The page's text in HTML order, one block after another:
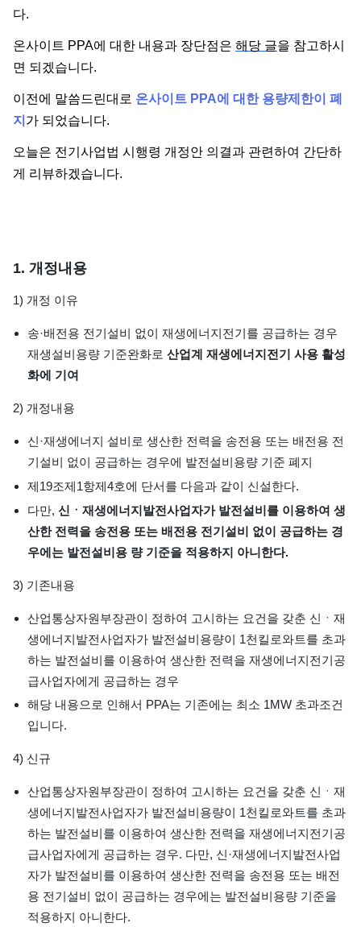
다.
온사이트 PPA에 대한 내용과 장단점은 해당 글을 참고하시
면 되겠습니다.
이전에 말씀드린대로 온사이트 PPA에 대한 용량제한이 폐
지 가 되었습니다.
오늘은 전기사업법 시행령 개정안 의결과 관련하여 간단하
게 리뷰하겠습니다.
1. 개정내용
1) 개정 이유
송·배전용 전기설비 없이 재생에너지전기를 공급하는 경우
재생설비용량 기준완화로 산업계 재생에너지전기 사용 활성
화에 기여
2) 개정내용
신·재생에너지 설비로 생산한 전력을 송전용 또는 배전용 전
기설비 없이 공급하는 경우에 발전설비용량 기준 폐지
제19조제1항제4호에 단서를 다음과 같이 신설한다.
다만, 신ㆍ재생에너지발전사업자가 발전설비를 이용하여 생
산한 전력을 송전용 또는 배전용 전기설비 없이 공급하는 경
우에는 발전설비용 량 기준을 적용하지 아니한다.
3) 기존내용
산업통상자원부장관이 정하여 고시하는 요건을 갖춘 신ㆍ재
생에너지발전사업자가 발전설비용량이 1천킬로와트를 초과
하는 발전설비를 이용하여 생산한 전력을 재생에너지전기공
급사업자에게 공급하는 경우
해당 내용으로 인해서 PPA는 기존에는 최소 1MW 초과조건
입니다.
4) 신규
산업통상자원부장관이 정하여 고시하는 요건을 갖춘 신ㆍ재
생에너지발전사업자가 발전설비용량이 1천킬로와트를 초과
하는 발전설비를 이용하여 생산한 전력을 재생에너지전기공
급사업자에게 공급하는 경우. 다만, 신·재생에너지발전사업
자가 발전설비를 이용하여 생산한 전력을 송전용 또는 배전
용 전기설비 없이 공급하는 경우에는 발전설비용량 기준을
적용하지 아니한다.